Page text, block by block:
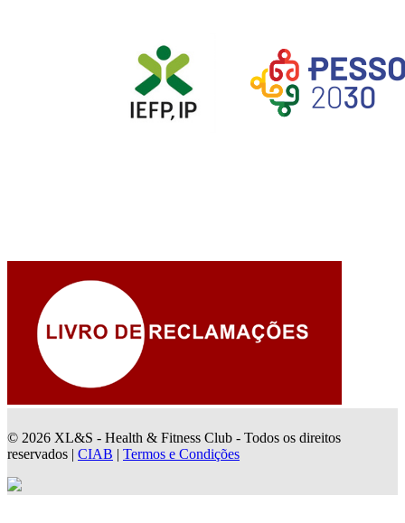
© 2026 XL&S - Health & Fitness Club - Todos os direitos
reservados | CIAB | Termos e Condições